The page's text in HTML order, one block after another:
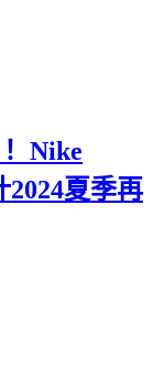
Nike
2024夏季再